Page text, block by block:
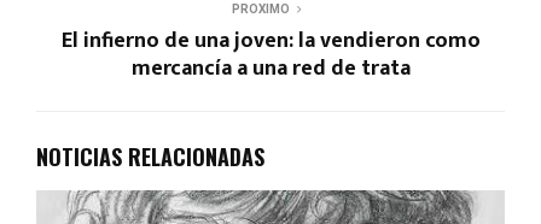
PROXIMO
El infierno de una joven: la vendieron como
mercancía a una red de trata
NOTICIAS RELACIONADAS